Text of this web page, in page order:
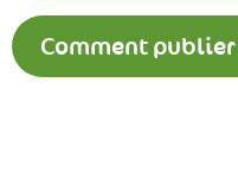
Comment